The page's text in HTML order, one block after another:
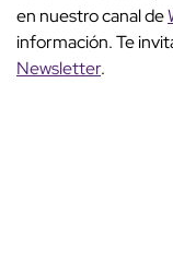
en nuestro canal de
información. Te
Newsletter.